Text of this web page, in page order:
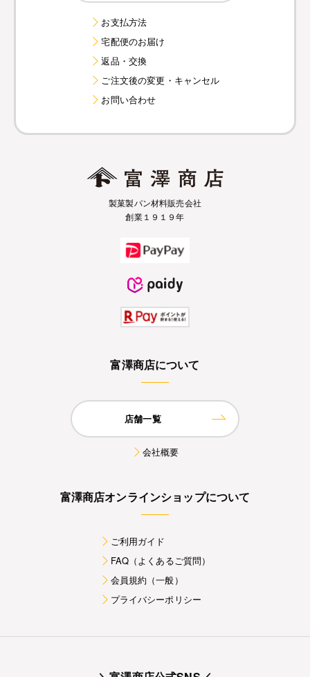
お支払方法
宅配便のお届け
返品・交換
ご注文後の変更・キャンセル
お問い合わせ
製菓製パン材料販売会社
創業１９１９年
富澤商店について
店舗一覧
会社概要
富澤商店オンラインショップについて
ご利用ガイド
FAQ（よくあるご質問）
会員規約（一般）
プライバシーポリシー